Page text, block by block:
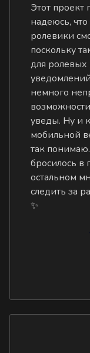
Этот проект
надеюсь,
ролевики
поскольку
для ролевых
немного
уведы. Ну и
мобильной
так
бросилось в
остальном
следить за
✨